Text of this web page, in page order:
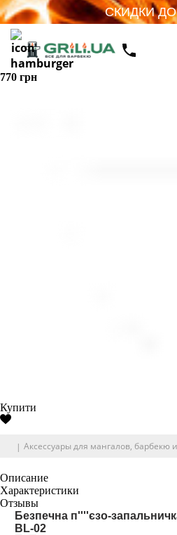
СКИДКИ
770 грн
Купити
Аксессуары для мангалов, барбекю
Описание
Характеристики
Отзывы
Безпечна п''''єзо-
BL-02